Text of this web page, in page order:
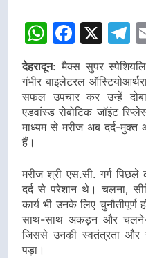
X
देहरादून: मैक्स सुपर
गंभीर बाइलेटरल
सफल उपचार कर उन्हें
एडवांस्ड रोबोटिक जॉइंट
माध्यम से मरीज अब दर्द-
हैं।
मरीज श्री एस.सी. गर्ग पिछले
दर्द से परेशान थे। चलना,
कार्य भी उनके लिए
साथ-साथ अकड़न और चलने-
जिससे उनकी स्वतंत्रता और
पड़ा।